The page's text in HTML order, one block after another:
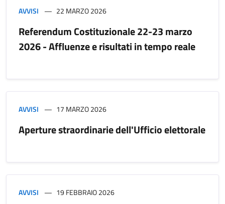
AVVISI 22 MARZO 2026
Referendum Costituzionale 22-23 marzo
2026 - Affluenze e risultati in tempo reale
AVVISI 17 MARZO 2026
Aperture straordinarie dell'Ufficio elettorale
AVVISI 19 FEBBRAIO 2026